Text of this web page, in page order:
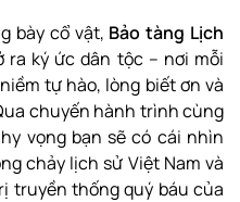
bày cổ vật, Bảo tàng Lịch
ra ký ức dân tộc – nơi mỗi
tự hào, lòng biết ơn và
chuyến hành trình cùng
vọng bạn sẽ có cái nhìn
chảy lịch sử Việt Nam và
truyền thống quý báu của